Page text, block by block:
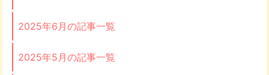
2025年6月の記事一覧
2025年5月の記事一覧